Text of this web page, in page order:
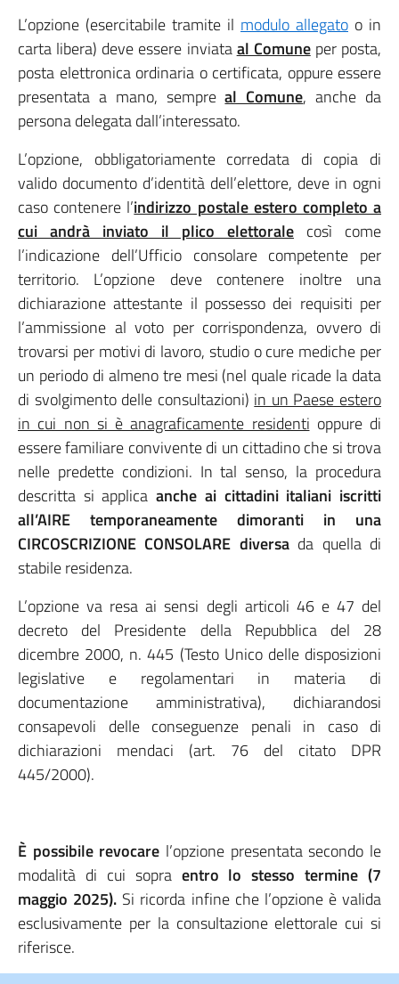
L’opzione (esercitabile tramite il modulo allegato o in
carta libera) deve essere inviataal Comuneper posta,
posta elettronica ordinaria o certificata, oppure essere
presentata a mano, sempreal Comune, anche da
persona delegata dall’interessato.
L’opzione, obbligatoriamente corredata di copia di
valido documento d’identità dell’elettore, deve in ogni
caso contenere l’indirizzo postale estero completo a
cui andrà inviato il plico elettorale così come
l’indicazione dell’Ufficio consolare competente per
territorio. L’opzione deve contenere inoltre una
dichiarazione attestante il possesso dei requisiti per
l’ammissione al voto per corrispondenza, ovvero di
trovarsi per motivi di lavoro, studio o cure mediche per
un periodo di almeno tre mesi (nel quale ricade la data
di svolgimento delle consultazioni)in un Paese estero
in cui non si è anagraficamente residentioppure di
essere familiare convivente di un cittadino che si trova
nelle predette condizioni. In tal senso, la procedura
descritta si applicaanche ai cittadini italiani iscritti
all’AIRE temporaneamente dimoranti in una
CIRCOSCRIZIONE CONSOLARE diversada quella di
stabile residenza.
L’opzione va resa ai sensi degli articoli 46 e 47 del
decreto del Presidente della Repubblica del 28
dicembre 2000, n. 445 (Testo Unico delle disposizioni
legislative e regolamentari in materia di
documentazione amministrativa), dichiarandosi
consapevoli delle conseguenze penali in caso di
dichiarazioni mendaci (art. 76 del citato DPR
445/2000).
È possibile revocare l’opzione presentata secondo le
modalità di cui sopraentro lo stesso termine (7
maggio 2025). Si ricorda infine che l’opzione è valida
esclusivamente per la consultazione elettorale cui si
riferisce.